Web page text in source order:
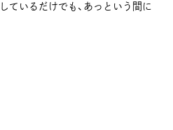
ているだけでも、あっという間に